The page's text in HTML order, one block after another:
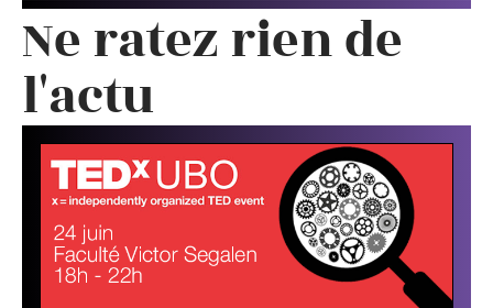
Ne ratez rien de
l'actu